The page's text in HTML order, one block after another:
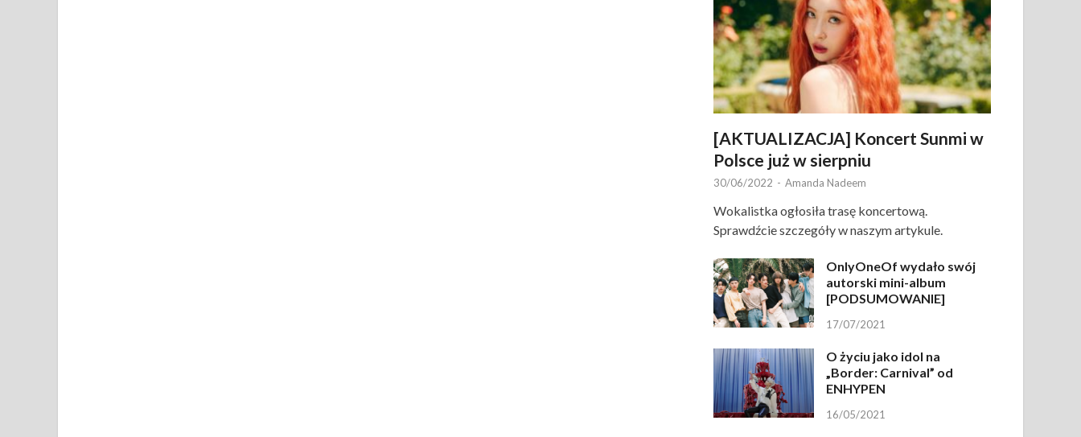
[AKTUALIZACJA] Koncert Sunmi w
Polsce już w sierpniu
30/06/2022 - Amanda Nadeem
Wokalistka ogłosiła trasę koncertową.
Sprawdźcie szczegóły w naszym artykule.
OnlyOneOf wydało swój
autorski mini-album
[PODSUMOWANIE]
17/07/2021
O życiu jako idol na
„Border: Carnival” od
ENHYPEN
16/05/2021